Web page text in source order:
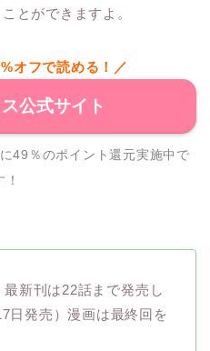
とができますよ。
オフで読める！／
公式サイト
49％のポイント還元実施中で
！
新刊は22話まで発売し
日発売）漫画は最終回を